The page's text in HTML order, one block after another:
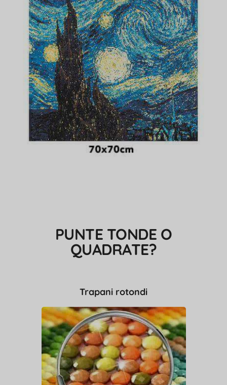
PUNTE TONDE O
QUADRATE?
Trapani rotondi